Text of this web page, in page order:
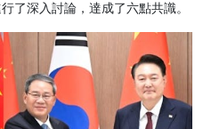
了深入討論，達成了六點共識。